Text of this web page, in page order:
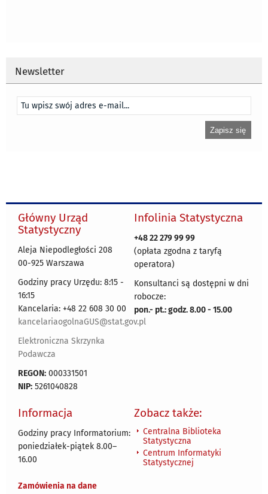
Newsletter
Główny Urząd
Statystyczny
Aleja Niepodległości 208
00-925 Warszawa
Godziny pracy Urzędu: 8:15 -
16:15
Kancelaria: +48 22 608 30 00
kancelariaogolnaGUS@stat.gov.pl
Elektroniczna Skrzynka
Podawcza
REGON: 000331501
NIP: 5261040828
Infolinia Statystyczna
+48 22 279 99 99
(opłata zgodna z taryfą
operatora)
Konsultanci są dostępni w dni
robocze:
pon.- pt.: godz. 8.00 - 15.00
Informacja
Godziny pracy Informatorium:
poniedziałek-piątek 8.00–
16.00
Zamówienia na dane
Zobacz także:
Centralna Biblioteka
Statystyczna
Centrum Informatyki
Statystycznej